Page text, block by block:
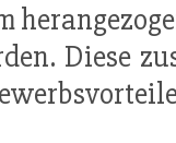
Diese